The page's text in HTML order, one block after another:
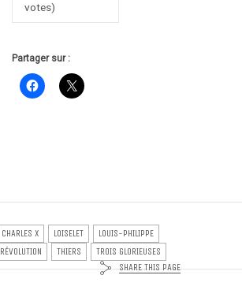
votes)
Partager sur :
CHARLES X LOISELET
LOUIS-PHILIPPE
RÉVOLUTION THIERS
TROIS GLORIEUSES
SHARE THIS PAGE